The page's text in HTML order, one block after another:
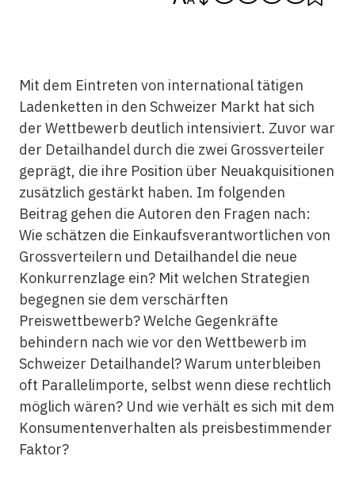
Mit dem Eintreten von international tätigen
Ladenketten in den Schweizer Markt hat sich
der Wettbewerb deutlich intensiviert. Zuvor war
der Detailhandel durch die zwei Grossverteiler
geprägt, die ihre Position über Neuakquisitionen
zusätzlich gestärkt haben. Im folgenden
Beitrag gehen die Autoren den Fragen nach:
Wie schätzen die Einkaufsverantwortlichen von
Grossverteilern und Detailhandel die neue
Konkurrenzlage ein? Mit welchen Strategien
begegnen sie dem verschärften
Preiswettbewerb? Welche Gegenkräfte
behindern nach wie vor den Wettbewerb im
Schweizer Detailhandel? Warum unterbleiben
oft Parallelimporte, selbst wenn diese rechtlich
möglich wären? Und wie verhält es sich mit dem
Konsumentenverhalten als preisbestimmender
Faktor?